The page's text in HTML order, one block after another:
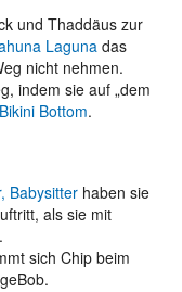
und Thaddäus zur
Lagunadas
nicht nehmen.
indem sie auf „dem
Bikini Bottom.
Babysitter haben sie
als sie mit
sich Chip beim